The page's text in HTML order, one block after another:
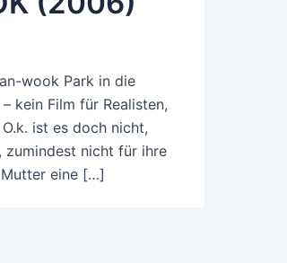
wook Park in die
kein Film für Realisten,
ist es doch nicht,
zumindest nicht für ihre
eine […]